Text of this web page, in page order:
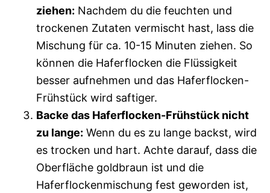
ziehen: Nachdem du die feuchten und
trockenen Zutaten vermischt hast, lass die
Mischung für ca. 10-15 Minuten ziehen. So
können die Haferflocken die Flüssigkeit
besser aufnehmen und das Haferflocken-
Frühstück wird saftiger.
Backe das Haferflocken-Frühstück nicht
zu lange: Wenn du es zu lange backst, wird
es trocken und hart. Achte darauf, dass die
Oberfläche goldbraun ist und die
Haferflockenmischung fest geworden ist,